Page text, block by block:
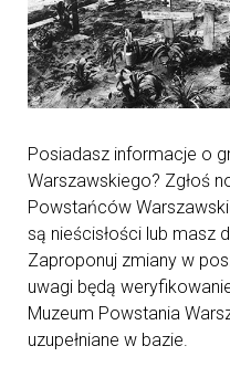
Posiadasz informacje o
Warszawskiego? Zgłoś
Powstańców
są nieścisłości lub masz
Zaproponuj zmiany w
uwagi będą
Muzeum Powstania
uzupełniane w bazie.